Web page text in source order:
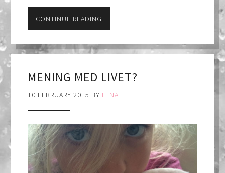
CONTINUE READING
MENING MED LIVET?
10 FEBRUARY 2015 BY LENA